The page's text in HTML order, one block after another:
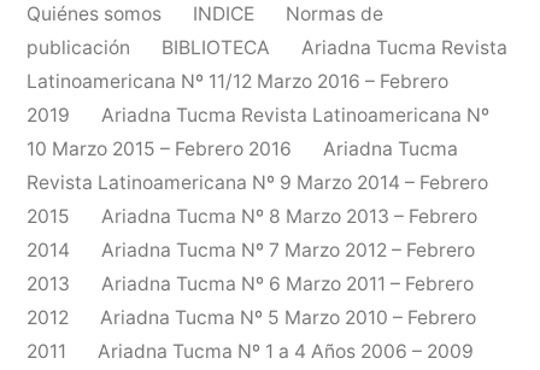
Quiénes somos
INDICE
Normas de
publicación
BIBLIOTECA
Ariadna Tucma Revista
Latinoamericana Nº 11/12 Marzo 2016 – Febrero
2019
Ariadna Tucma Revista Latinoamericana Nº
10 Marzo 2015 – Febrero 2016
Ariadna Tucma
Revista Latinoamericana Nº 9 Marzo 2014 – Febrero
2015
Ariadna Tucma Nº 8 Marzo 2013 – Febrero
2014
Ariadna Tucma Nº 7 Marzo 2012 – Febrero
2013
Ariadna Tucma Nº 6 Marzo 2011 – Febrero
2012
Ariadna Tucma Nº 5 Marzo 2010 – Febrero
2011
Ariadna Tucma Nº 1 a 4 Años 2006 – 2009